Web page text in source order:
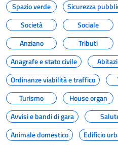
Spazio verde
Sicurezza
Società
Sociale
Anziano
Tributi
Anagrafe e stato civile
Ordinanze viabilità e traffico
Turismo
House organ
Avvisi e bandi di gara
Animale domestico
Edificio